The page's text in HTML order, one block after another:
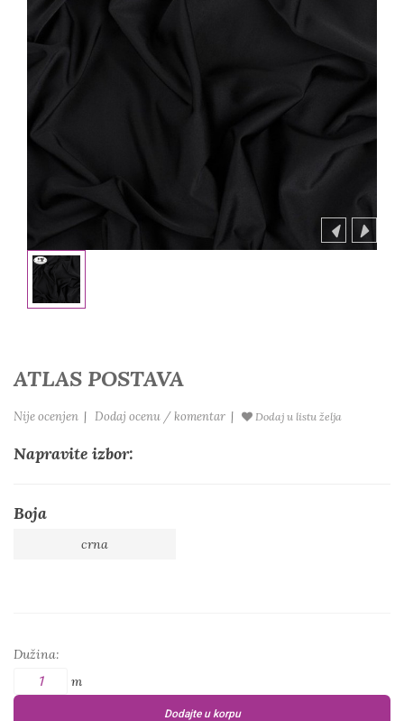
ATLAS POSTAVA
Nije ocenjen | Dodaj ocenu / komentar | Dodaj u listu želja
Napravite izbor:
Boja
crna
Dužina:
m
Dodajte u korpu